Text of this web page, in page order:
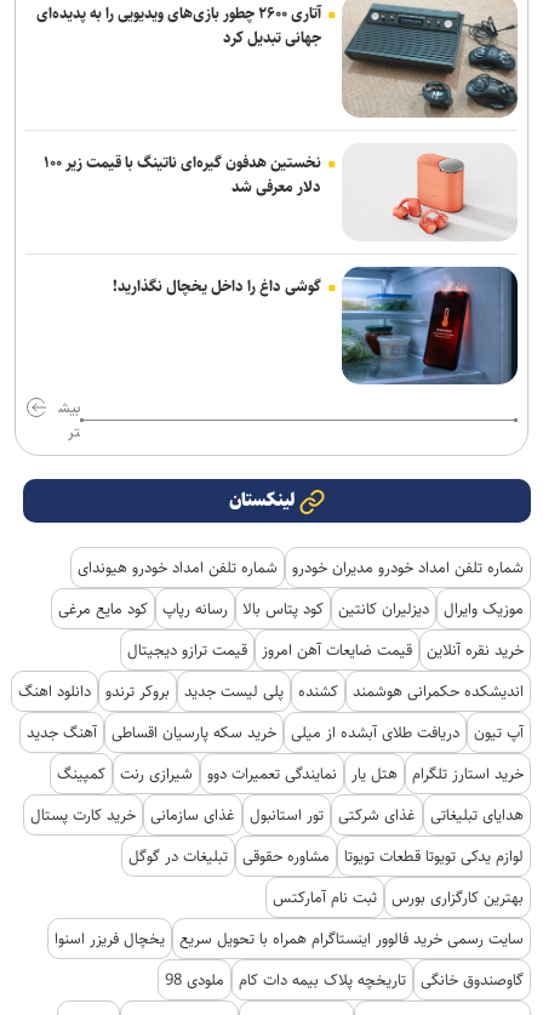
آتاری ۲۶۰۰ چطور بازی‌های ویدیویی را به پدیده‌ای
جهانی تبدیل کرد
نخستین هدفون گیره‌ای ناتینگ با قیمت زیر ۱۰۰
دلار معرفی شد
گوشی داغ را داخل یخچال نگذارید!
بیش
تر
لینکستان
شماره تلفن امداد خودرو مدیران خودرو
شماره تلفن امداد خودرو هیوندای
موزیک وایرال دیزلیران کانتین کود پتاس بالا رسانه رپاپ کود مایع مرغی
خرید نقره آنلاین قیمت ضایعات آهن امروز
قیمت ترازو دیجیتال
اندیشکده حکمرانی هوشمند کشنده پلی لیست جدید بروکر ترندو دانلود اهنگ
آپ تیون دریافت طلای آبشده از میلی خرید سکه پارسیان اقساطی آهنگ جدید
خرید استارز تلگرام هتل یار نمایندگی تعمیرات دوو شیرازی رنت کمپینگ
هدایای تبلیغاتی
غذای شرکتی تور استانبول غذای سازمانی خرید کارت پستال
لوازم یدکی تویوتا قطعات تویوتا
مشاوره حقوقی تبلیغات در گوگل
بهترین کارگزاری بورس ثبت نام آمارکتس
سایت رسمی خرید فالوور اینستاگرام همراه با تحویل سریع یخچال فریزر اسنوا
گاوصندوق خانگی تاریخچه پلاک بیمه دات کام
ملودی 98